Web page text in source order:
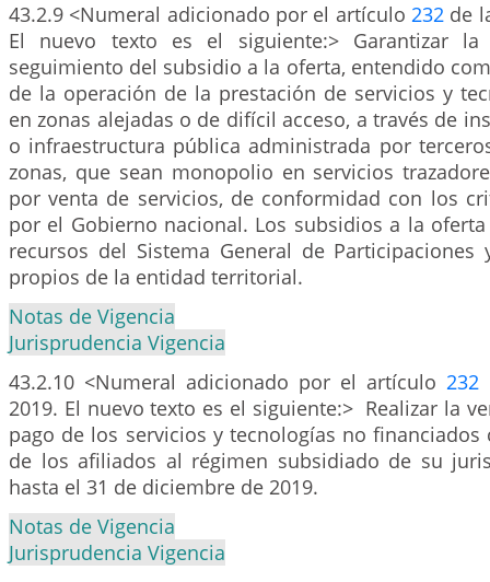
43.2.9 <Numeral adicionado por el artículo 232 de
El nuevo texto es el siguiente:> Garantizar
seguimiento del subsidio a la oferta, entendido
de la operación de la prestación de servicios y
en zonas alejadas o de difícil acceso, a través de
o infraestructura pública administrada por
zonas, que sean monopolio en servicios
por venta de servicios, de conformidad con los
por el Gobierno nacional. Los subsidios a la
recursos del Sistema General de
propios de la entidad territorial.
Notas de Vigencia
Jurisprudencia Vigencia
43.2.10 <Numeral adicionado por el artículo 232
2019. El nuevo texto es el siguiente:> Realizar la
pago de los servicios y tecnologías no financiados
de los afiliados al régimen subsidiado de su
hasta el 31 de diciembre de 2019.
Notas de Vigencia
Jurisprudencia Vigencia